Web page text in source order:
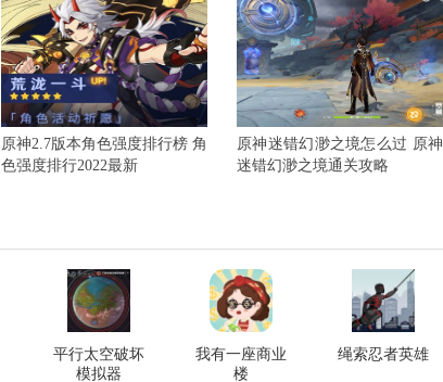
原神2.7版本角色强度排行榜 角
色强度排行2022最新
原神迷错幻渺之境怎么过 原神
迷错幻渺之境通关攻略
平行太空破坏
模拟器
我有一座商业
楼
绳索忍者英雄